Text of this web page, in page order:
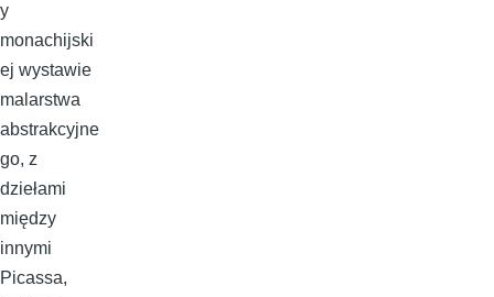
y
monachijski
ej wystawie
malarstwa
abstrakcyjne
go, z
dziełami
między
innymi
Picassa,